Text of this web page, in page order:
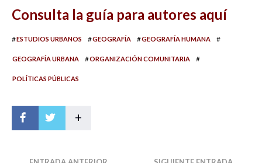
Consulta la guía para autores aquí
#ESTUDIOS URBANOS #GEOGRAFÍA #GEOGRAFÍA HUMANA #
GEOGRAFÍA URBANA #ORGANIZACIÓN COMUNITARIA #
POLÍTICAS PÚBLICAS
+